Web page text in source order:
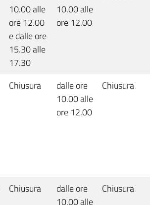
10.00 alle
ore 12.00
e dalle ore
15.30 alle
17.30
10.00 alle
ore 12.00
Chiusura
dalle ore
10.00 alle
ore 12.00
Chiusura
Chiusura
dalle ore
10.00 alle
Chiusura